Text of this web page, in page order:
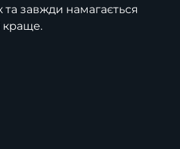
та завжди намагається
краще.